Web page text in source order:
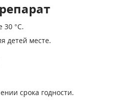
30 °С.
детей месте.
срока годности.